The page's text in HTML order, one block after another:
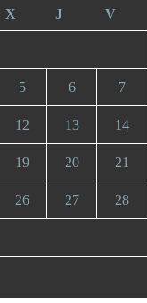
X J V
5 6 7
12 13 14
19 20 21
26 27 28